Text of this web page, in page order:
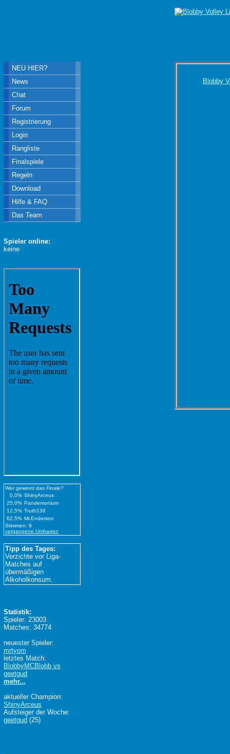
Blobby
NEU HIER?
News
Chat
Forum
Registrierung
Login
Rangliste
Finalspiele
Regeln
Download
Hilfe & FAQ
Das Team
Spieler online:
keine
Wer gewinnt das Finale?
0,0% ShinyArceus
25,0% Pandemonium
12,5% Truth136
62,5% Mr.Enderson
Stimmen: 8
vergangene Umfragen
Tipp des Tages:
Verzichte vor Liga-
Matches auf
übermäßigen
Alkoholkonsum.
Statistik:
Spieler: 23003
Matches: 34774
neuester Spieler:
mrtyom
letztes Match:
BlobbyMCBlobb vs
geetgud
mehr...
aktueller Champion:
ShinyArceus
Aufsteiger der Woche:
geetgud (25)